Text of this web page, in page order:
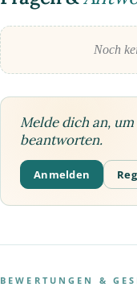
Noch
Melde dich an,
beantworten.
Anmelden
BEWERTUNGEN &